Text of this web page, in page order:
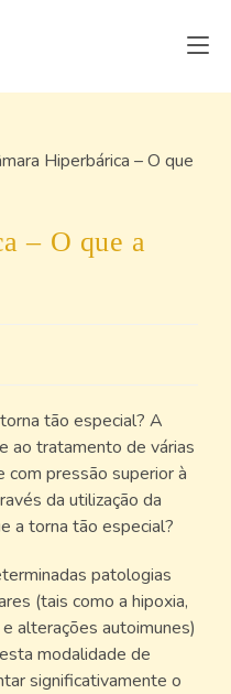
– O que a
tão especial? A
ao tratamento de várias
pressão superior à
da utilização da
a torna tão especial?
patologias
(tais como a hipoxia,
alterações autoimunes)
modalidade de
significativamente o